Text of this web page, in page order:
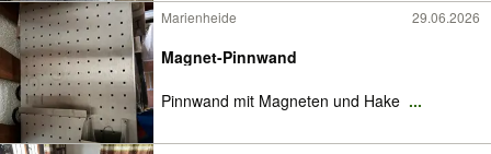
Marienheide 29.06.2026
Magnet-Pinnwand
Pinnwand mit Magneten und Hake ...